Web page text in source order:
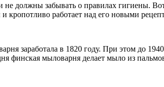
не должны забывать о правилах гигиены.
кропотливо работает над его новыми
заработала в 1820 году. При этом до
финская мыловарня делает мыло из